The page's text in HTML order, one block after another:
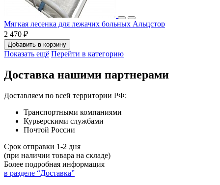
Мягкая лесенка для лежачих больных Альцстор
2 470 ₽
Добавить в корзину
Показать ещё Перейти в категорию
Доставка нашими партнерами
Доставляем по всей территории РФ:
Транспортными компаниями
Курьерскими службами
Почтой России
Срок отправки 1-2 дня
(при наличии товара на складе)
Более подробная информация
в разделе “Доставка”